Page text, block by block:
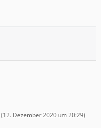
(12. Dezember 2020 um 20:29)